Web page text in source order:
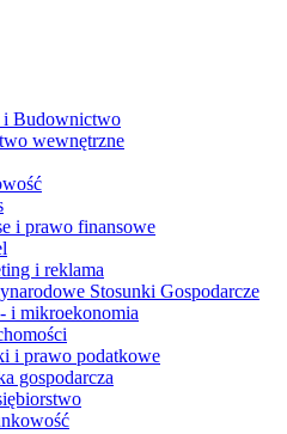
i Budownictwo
wewnętrzne
i prawo finansowe
i reklama
Stosunki Gospodarcze
i mikroekonomia
i prawo podatkowe
gospodarcza